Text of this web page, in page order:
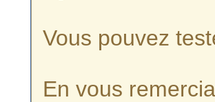
Vous pouvez
En vous